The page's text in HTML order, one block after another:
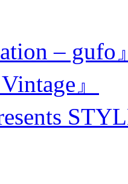
– gufo
』